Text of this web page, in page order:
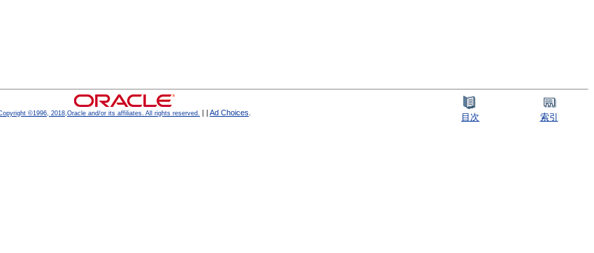
©1996, 2018,Oracle and/or its affiliates. All rights reserved. Ad Choices 目次 索引